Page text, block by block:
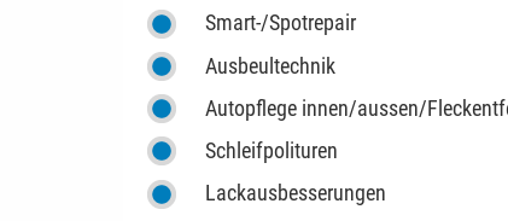
Smart-/Spotrepair
Ausbeultechnik
Autopflege innen/aussen/
Schleifpolituren
Lackausbesserungen